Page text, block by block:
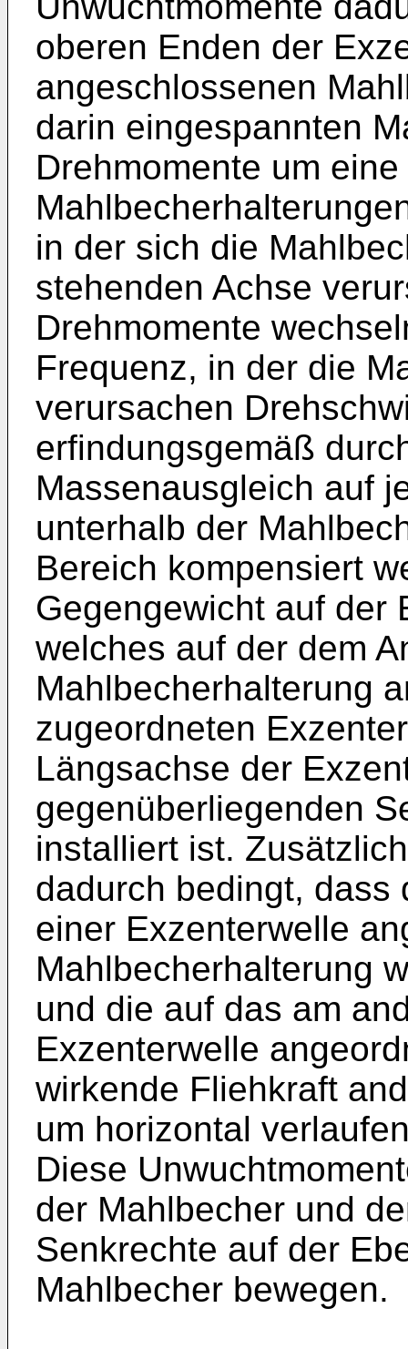
oberen Enden der
angeschlossenen
darin eingespannten
Drehmomente um
in der sich die
stehenden Achse
Drehmomente
Frequenz, in der die
verursachen
erfindungsgemäß
Massenausgleich auf
unterhalb der
Bereich kompensiert
Gegengewicht auf der
welches auf der dem
Mahlbecherhalterung
zugeordneten
Längsachse der
gegenüberliegenden
installiert ist.
dadurch bedingt, dass
einer Exzenterwelle
Mahlbecherhalterung
und die auf das am
Exzenterwelle
wirkende Fliehkraft
um horizontal
Diese
der Mahlbecher und
Senkrechte auf der
Mahlbecher bewegen.